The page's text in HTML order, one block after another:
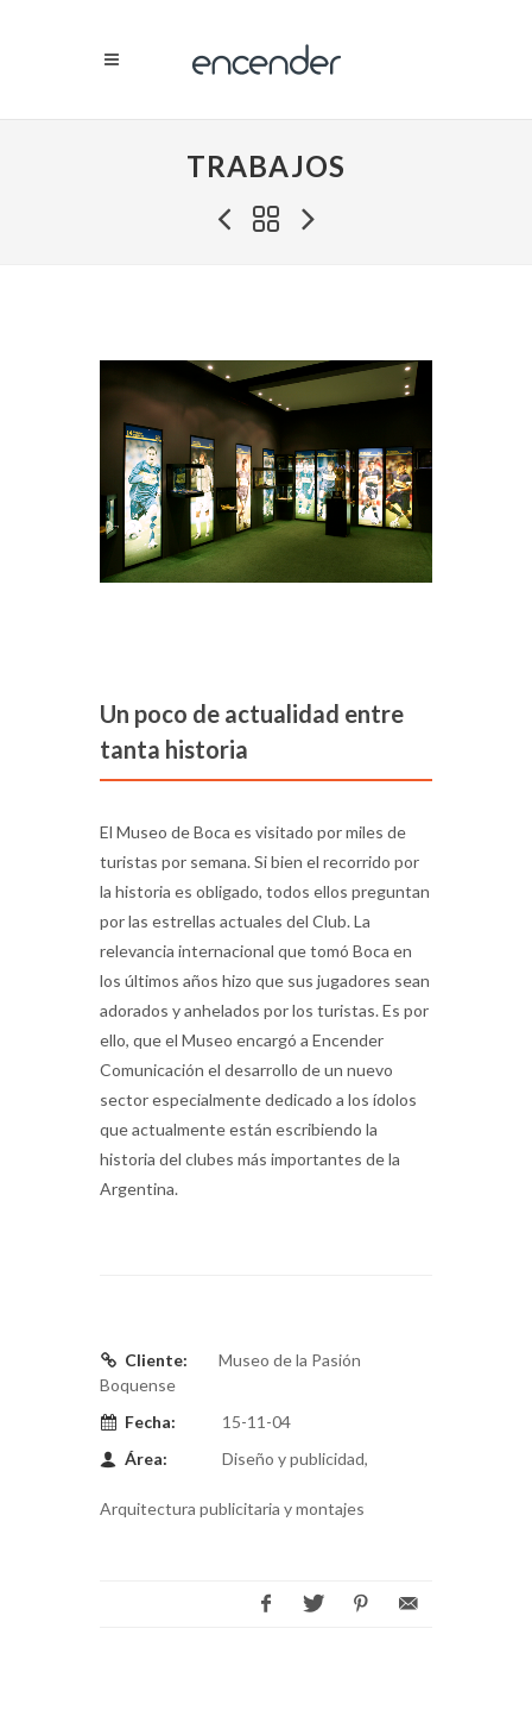
TRABAJOS
Un poco de actualidad entre
tanta historia
El Museo de Boca es visitado por miles de
turistas por semana. Si bien el recorrido por
la historia es obligado, todos ellos preguntan
por las estrellas actuales del Club. La
relevancia internacional que tomó Boca en
los últimos años hizo que sus jugadores sean
adorados y anhelados por los turistas. Es por
ello, que el Museo encargó a Encender
Comunicación el desarrollo de un nuevo
sector especialmente dedicado a los ídolos
que actualmente están escribiendo la
historia del clubes más importantes de la
Argentina.
Cliente:
Museo de la Pasión
Boquense
Fecha:
15-11-04
Área:
Diseño y publicidad,
Arquitectura publicitaria y montajes